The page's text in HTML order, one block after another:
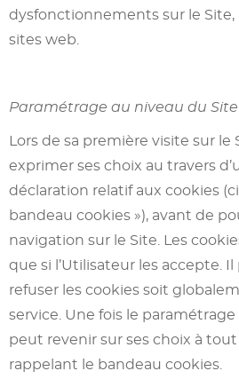
dysfonctionnements sur le Site,
sites web.
Paramétrage au niveau du Site
Lors de sa première visite sur le
exprimer ses choix au travers
déclaration relatif aux cookies
bandeau cookies »), avant de
navigation sur le Site. Les
que si l’Utilisateur les accepte.
refuser les cookies soit
service. Une fois le
peut revenir sur ses choix à
rappelant le bandeau cookies.